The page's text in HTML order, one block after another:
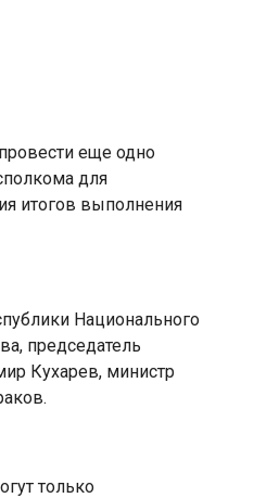
еще одно
для
итогов выполнения
Национального
председатель
Кухарев, министр
только